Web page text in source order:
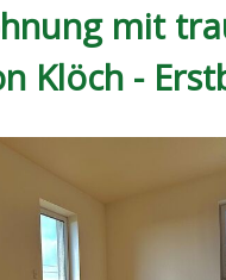
mit
Klöch -